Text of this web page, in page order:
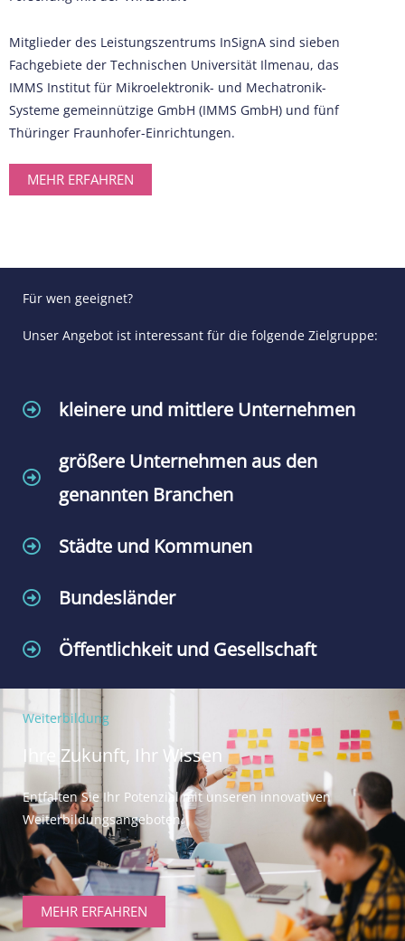
Mitglieder des Leistungszentrums InSignA sind sieben
Fachgebiete der Technischen Universität Ilmenau, das
IMMS Institut für Mikroelektronik- und Mechatronik-
Systeme gemeinnützige GmbH (IMMS GmbH) und fünf
Thüringer Fraunhofer-Einrichtungen.
MEHR ERFAHREN
Für wen geeignet?
Unser Angebot ist interessant für die folgende Zielgruppe:
kleinere und mittlere Unternehmen
größere Unternehmen aus den
genannten Branchen
Städte und Kommunen
Bundesländer
Öffentlichkeit und Gesellschaft
Weiterbildung
Ihre Zukunft, Ihr Wissen
Entfalten Sie Ihr Potenzial mit unseren innovativen
Weiterbildungsangeboten.
MEHR ERFAHREN